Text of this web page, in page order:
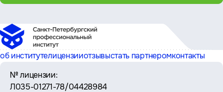
об институтелицензииотзывыстать партнеромконтакты
№ лицензии:
Л035-01271-78/04428984